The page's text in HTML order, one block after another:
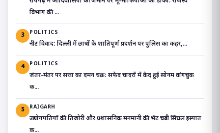
विभाग की ...
3 POLITICS
​नीट विवाद: दिल्ली में छात्रों के शांतिपूर्ण प्रदर्शन पर पुलिस का कहर,...
4 POLITICS
जंतर-मंतर पर सत्ता का दमन चक्र: सफेद चादरों में कैद हुई सोनम वांगचुक
क...
5 RAIGARH
उद्योगपतियों की तिजोरी और प्रशासनिक मनमानी की भेंट चढ़ी सिंघल इस्पात
क...